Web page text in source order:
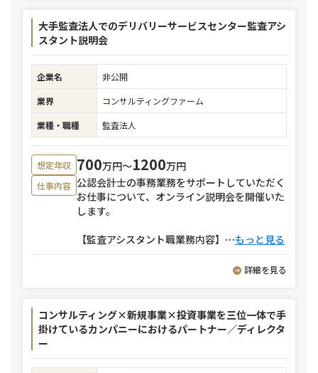
大手監査法人でのデリバリーサービスセンター監査アシ
スタント説明会
企業名
非公開
業界
コンサルティングファーム
業種・職種
監査法人
想定年収 700万円〜1200万円
仕事内容 公認会計士の事務業務をサポートしていただく
お仕事について、オンライン説明会を開催いた
します。
【監査アシスタント職業務内容】 ⋯もっと見る
詳細を見る
コンサルティング×新規事業×投資事業を三位一体で手
掛けているカンパニーにおけるパートナー／ディレクタ
ー